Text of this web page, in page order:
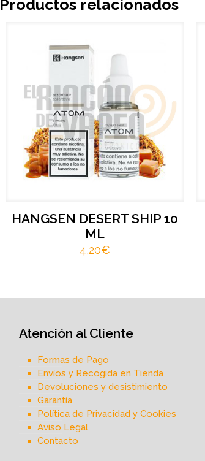
Productos relacionados
HANGSEN DESERT SHIP 10
ML
4,20€
Atención al Cliente
Formas de Pago
Envíos y Recogida en Tienda
Devoluciones y desistimiento
Garantía
Política de Privacidad y Cookies
Aviso Legal
Contacto